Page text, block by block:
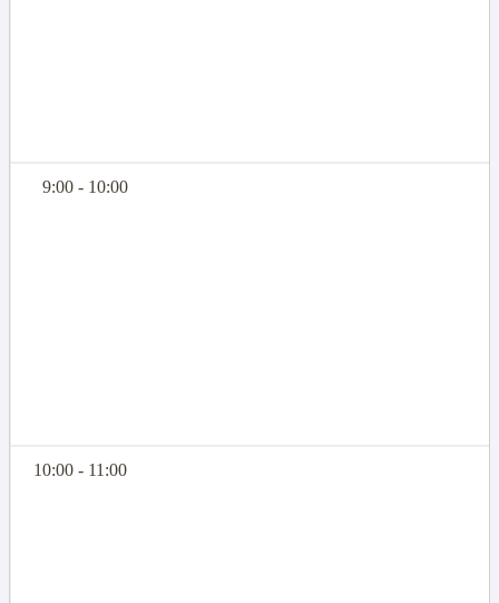
9:00 - 10:00
10:00 - 11:00